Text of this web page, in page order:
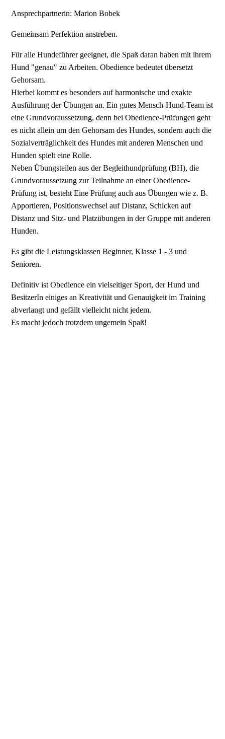
Ansprechpartnerin: Marion Bobek
Gemeinsam Perfektion anstreben.
Für alle Hundeführer geeignet, die Spaß daran haben mit ihrem
Hund "genau" zu Arbeiten. Obedience bedeutet übersetzt
Gehorsam.
Hierbei kommt es besonders auf harmonische und exakte
Ausführung der Übungen an. Ein gutes Mensch-Hund-Team ist
eine Grundvoraussetzung, denn bei Obedience-Prüfungen geht
es nicht allein um den Gehorsam des Hundes, sondern auch die
Sozialverträglichkeit des Hundes mit anderen Menschen und
Hunden spielt eine Rolle.
Neben Übungsteilen aus der Begleithundprüfung (BH), die
Grundvoraussetzung zur Teilnahme an einer Obedience-
Prüfung ist, besteht Eine Prüfung auch aus Übungen wie z. B.
Apportieren, Positionswechsel auf Distanz, Schicken auf
Distanz und Sitz- und Platzübungen in der Gruppe mit anderen
Hunden.
Es gibt die Leistungsklassen Beginner, Klasse 1 - 3 und
Senioren.
Definitiv ist Obedience ein vielseitiger Sport, der Hund und
BesitzerIn einiges an Kreativität und Genauigkeit im Training
abverlangt und gefällt vielleicht nicht jedem.
Es macht jedoch trotzdem ungemein Spaß!